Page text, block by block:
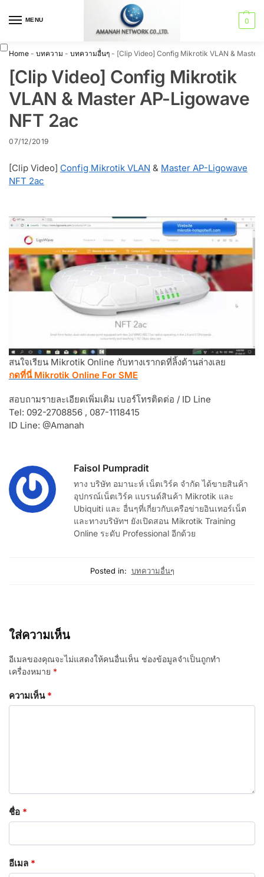
MENU 0
Home - บทความ - บทความอื่นๆ - [Clip Video] Config Mikrotik VLAN & Master
[Clip Video] Config Mikrotik
VLAN & Master AP-Ligowave
NFT 2ac
07/12/2019
[Clip Video] Config Mikrotik VLAN & Master AP-Ligowave
NFT 2ac
สนใจเรียน Mikrotik Online กับทางเรากดที่ลิ้งด้านล่างเลย
กดที่นี่ Mikrotik Online For SME
สอบถามรายละเอียดเพิ่มเติม เบอร์โทรติดต่อ / ID Line
Tel: 092-2708856 , 087-1118415
ID Line: @amanah
Faisol Pumpradit
ทาง บริษัท อมานะห์ เน็ตเวิร์ค จำกัด ได้ขายสินค้า
อุปกรณ์เน็ตเวิร์ค แบรนด์สินค้า Mikrotik และ
Ubiquiti และ อื่นๆที่เกี่ยวกับเครือข่ายอินเทอร์เน็ต
และทางบริษัทฯ ยังเปิดสอน Mikrotik Training
Online ระดับ Professional อีกด้วย
Posted in: บทความอื่นๆ
ใส่ความเห็น
อีเมลของคุณจะไม่แสดงให้คนอื่นเห็น ช่องข้อมูลจำเป็นถูกทำ
เครื่องหมาย *
ความเห็น *
ชื่อ *
อีเมล *